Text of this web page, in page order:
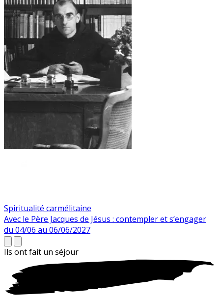
Spiritualité carmélitaine
Avec le Père Jacques de Jésus : contempler et s’engager
du 04/06 au 06/06/2027
Ils ont fait un séjour